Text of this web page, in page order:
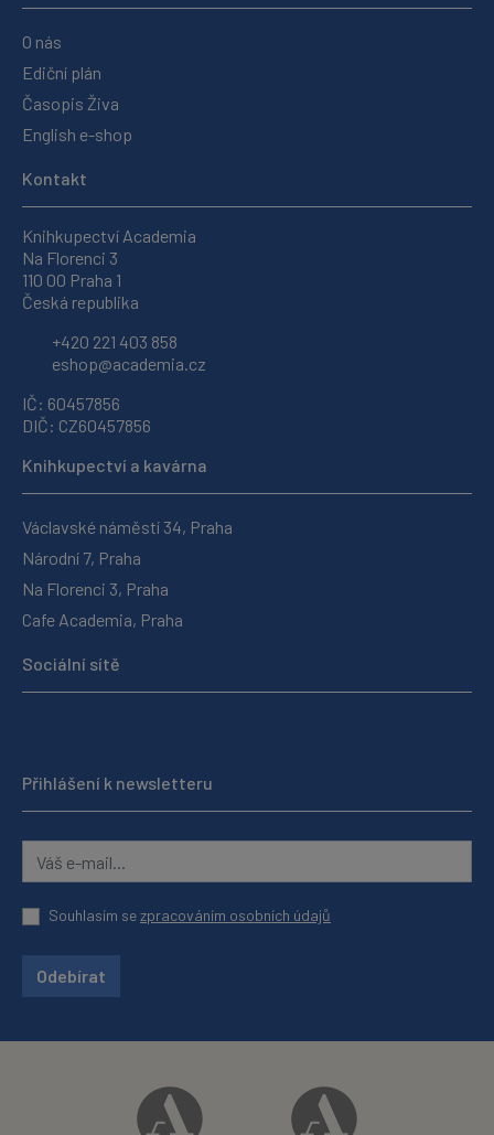
O nás
Ediční plán
Časopis Živa
English e-shop
Kontakt
Knihkupectví Academia
Na Florenci 3
110 00 Praha 1
Česká republika
+420 221 403 858
eshop@academia.cz
IČ: 60457856
DIČ: CZ60457856
Knihkupectví a kavárna
Václavské náměstí 34, Praha
Národní 7, Praha
Na Florenci 3, Praha
Cafe Academia, Praha
Sociální sítě
Přihlášení k newsletteru
Souhlasím sezpracováním osobních údajů
Odebírat